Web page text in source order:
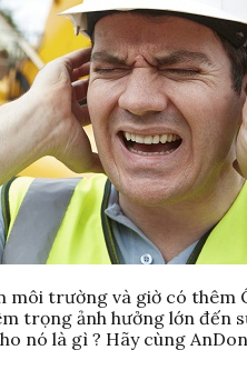
môi trường và giờ có
trọng ảnh hưởng lớn đến
nó là gì ? Hãy cùng